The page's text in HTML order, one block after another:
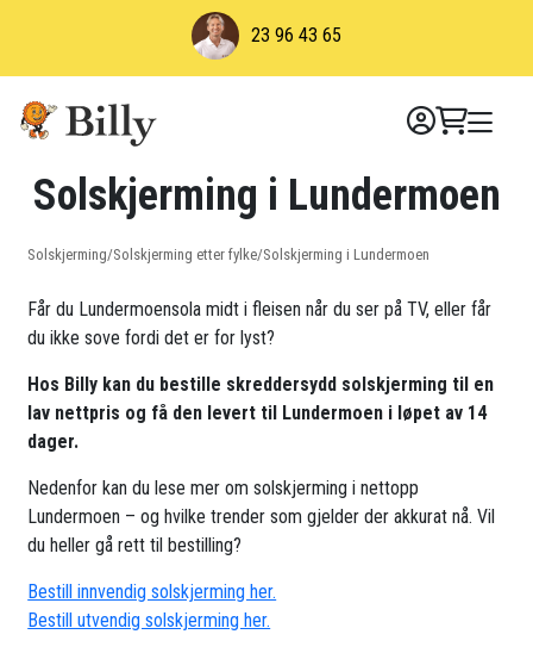
23 96 43 65
Solskjerming i Lundermoen
Solskjerming/Solskjerming etter fylke/Solskjerming i Lundermoen
Får du Lundermoensola midt i fleisen når du ser på TV, eller får
du ikke sove fordi det er for lyst?
Hos Billy kan du bestille skreddersydd solskjerming til en
lav nettpris og få den levert til Lundermoen i løpet av 14
dager.
Nedenfor kan du lese mer om solskjerming i nettopp
Lundermoen – og hvilke trender som gjelder der akkurat nå. Vil
du heller gå rett til bestilling?
Bestill innvendig solskjerming her.
Bestill utvendig solskjerming her.